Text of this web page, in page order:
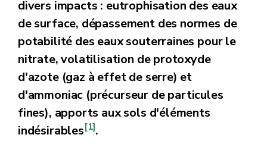
divers impacts : eutrophisation des eaux
de surface, dépassement des normes de
potabilité des eaux souterraines pour le
nitrate, volatilisation de protoxyde
d'azote (gaz à effet de serre) et
d'ammoniac (précurseur de particules
fines), apports aux sols d'éléments
indésirables[1].